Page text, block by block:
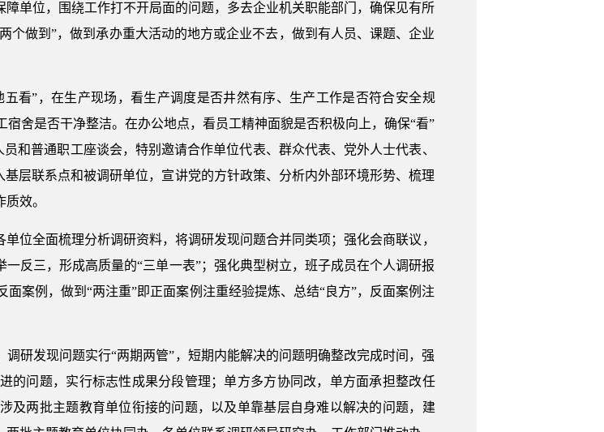
单位，围绕工作打不开局面的问题，多去企业机关职能部门，确保见有所
个做到”，做到承办重大活动的地方或企业不去，做到有人员、课题、企业
看”，在生产现场，看生产调度是否井然有序、生产工作是否符合安全规
舍是否干净整洁。在办公地点，看员工精神面貌是否积极向上，确保“看”
和普通职工座谈会，特别邀请合作单位代表、群众代表、党外人士代表、
基层联系点和被调研单位，宣讲党的方针政策、分析内外部环境形势、梳理
质效。
位全面梳理分析调研资料，将调研发现问题合并同类项；强化会商联议，
反三，形成高质量的“三单一表”；强化典型树立，班子成员在个人调研报
案例，做到“两注重”即正面案例注重经验提炼、总结“良方”，反面案例注
研发现问题实行“两期两管”，短期内能解决的问题明确整改完成时间，强
的问题，实行标志性成果分段管理；单方多方协同改，单方面承担整改任
及两批主题教育单位衔接的问题，以及单靠基层自身难以解决的问题，建